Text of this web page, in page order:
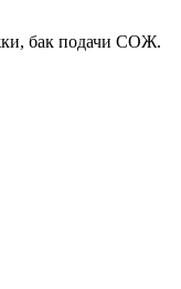
бак подачи СОЖ.